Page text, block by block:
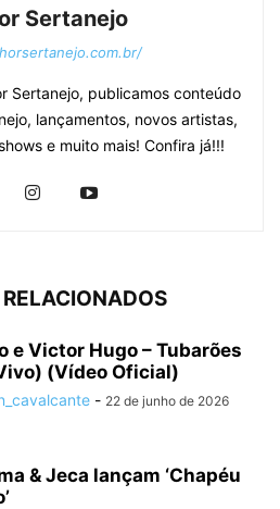
Sertanejo
Sertanejo, publicamos conteúdo
lançamentos, novos artistas,
e muito mais! Confira já!!!
e Victor Hugo – Tubarões
(Vídeo Oficial)
- 22 de junho de 2026
& Jeca lançam ‘Chapéu